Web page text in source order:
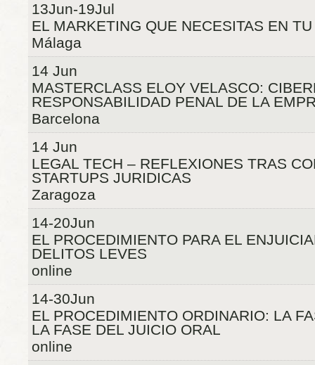
13Jun-19Jul
EL MARKETING QUE NECESITAS EN
Málaga
14 Jun
MASTERCLASS ELOY VELASCO:
RESPONSABILIDAD PENAL DE LA
Barcelona
14 Jun
LEGAL TECH – REFLEXIONES TRAS
STARTUPS JURIDICAS
Zaragoza
14-20Jun
EL PROCEDIMIENTO PARA EL
DELITOS LEVES
online
14-30Jun
EL PROCEDIMIENTO ORDINARIO: LA
LA FASE DEL JUICIO ORAL
online